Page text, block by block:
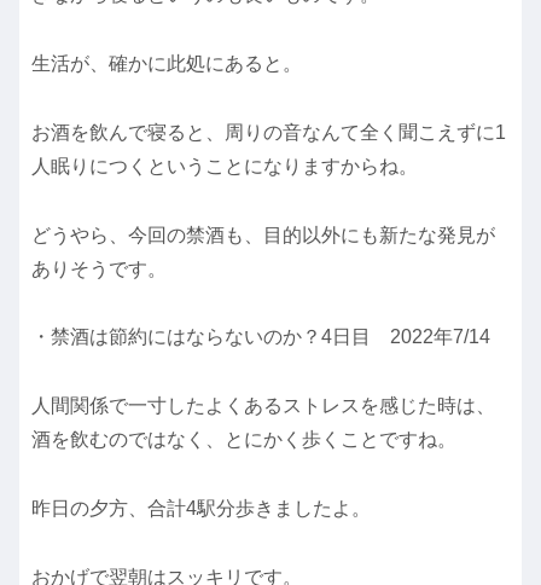
生活が、確かに此処にあると。
お酒を飲んで寝ると、周りの音なんて全く聞こえずに1
人眠りにつくということになりますからね。
どうやら、今回の禁酒も、目的以外にも新たな発見が
ありそうです。
・禁酒は節約にはならないのか？4日目 2022年7/14
人間関係で一寸したよくあるストレスを感じた時は、
酒を飲むのではなく、とにかく歩くことですね。
昨日の夕方、合計4駅分歩きましたよ。
おかげで翌朝はスッキリです。